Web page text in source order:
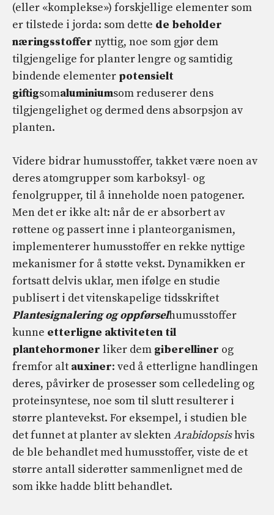
(eller «komplekse») forskjellige elementer som
er tilstede i jorda: som dette de beholder
næringsstoffer nyttig, noe som gjør dem
tilgjengelige for planter lengre og samtidig
bindende elementer potensielt
giftigsomaluminiumsom reduserer dens
tilgjengelighet og dermed dens absorpsjon av
planten.
Videre bidrar humusstoffer, takket være noen av
deres atomgrupper som karboksyl- og
fenolgrupper, til å inneholde noen patogener.
Men det er ikke alt: når de er absorbert av
røttene og passert inne i planteorganismen,
implementerer humusstoffer en rekke nyttige
mekanismer for å støtte vekst. Dynamikken er
fortsatt delvis uklar, men ifølge en studie
publisert i det vitenskapelige tidsskriftet
Plantesignalering og oppførselhumusstoffer
kunne etterligne aktiviteten til
plantehormoner liker dem giberelliner og
fremfor alt auxiner: ved å etterligne handlingen
deres, påvirker de prosesser som celledeling og
proteinsyntese, noe som til slutt resulterer i
større plantevekst. For eksempel, i studien ble
det funnet at planter av slektenArabidopsishvis
de ble behandlet med humusstoffer, viste de et
større antall siderøtter sammenlignet med de
som ikke hadde blitt behandlet.